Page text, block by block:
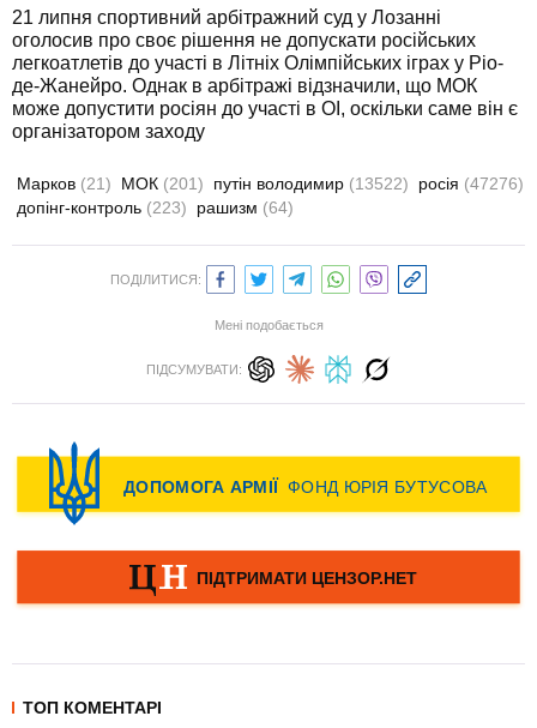
21 липня спортивний арбітражний суд у Лозанні
оголосив про своє рішення не допускати російських
легкоатлетів до участі в Літніх Олімпійських іграх у Ріо-
де-Жанейро. Однак в арбітражі відзначили, що МОК
може допустити росіян до участі в ОІ, оскільки саме він є
організатором заходу
Марков (21) МОК (201) путін володимир (13522) росія (47276)
допінг-контроль (223) рашизм (64)
ПОДІЛИТИСЯ:
Мені подобається
ПІДСУМУВАТИ:
ТОП КОМЕНТАРІ